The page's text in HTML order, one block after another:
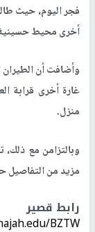
فجر اليوم، حيث
أخرى محيط حسينية
وأضافت أن الطيران
غارة أخرى قرابة
منزل.
وبالتزامن مع
مزيد من التفاصيل
رابط قصير
BZTW/